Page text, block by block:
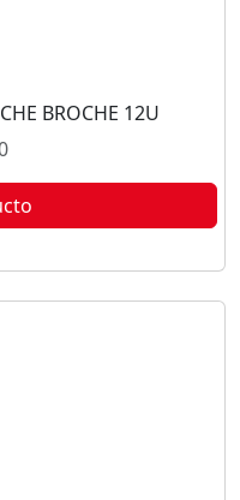
BROCHE 12U